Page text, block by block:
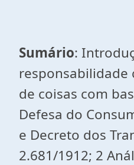
Sumário:
de coisas com
Defesa do
e Decreto dos
2.681/1912; 2